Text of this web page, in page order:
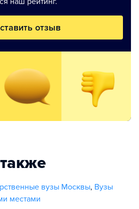
отзыв
вузы Москвы, Вузы
местами